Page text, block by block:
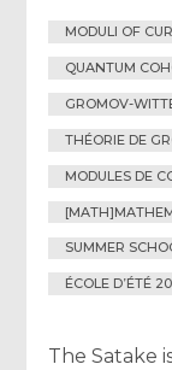
MODULI OF
QUANTUM
GROMOV-
THÉORIE DE
MODULES DE
SUMMER
ÉCOLE D’ÉTÉ
The Satake